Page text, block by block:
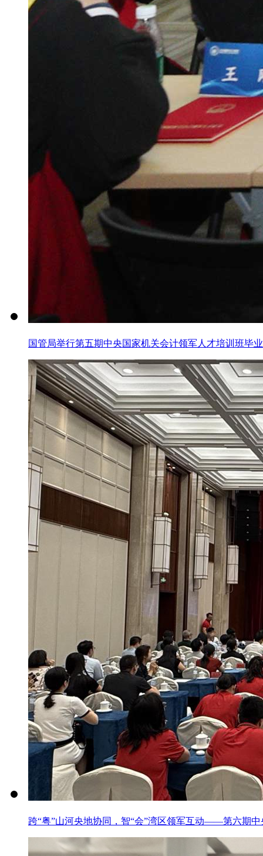
国管局举行第五期中央国家机关会计领军人才培训班毕
跨“粤”山河央地协同，智“会”湾区领军互动——第六期中